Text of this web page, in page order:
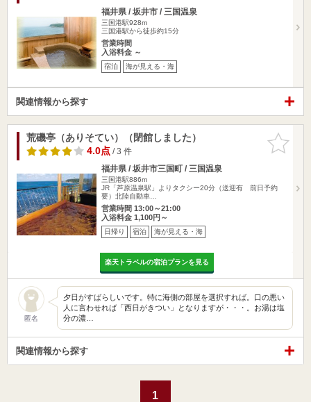
福井県 / 坂井市 / 三国温泉
三国港駅928m
三国港駅から徒歩約15分
営業時間
入浴料金 ～
宿泊 海が見える・海
関連情報から探す
お気に入
りに追加
荒磯亭（ありそてい）（閉館しました）
4.0点/ 3 件
福井県 / 坂井市三国町 / 三国温泉
三国港駅886m
JR「芦原温泉駅」よりタクシー20分（送迎有 前日予約
要）北陸自動車…
営業時間 13:00～21:00
入浴料金 1,100円～
日帰り 宿泊 海が見える・海
楽天トラベルの宿泊プランを見る
匿名
夕日がすばらしいです。特に海側の部屋を選択すれば。口の悪い
人に言わせれば「西日がきつい」となりますが・・・。お湯は塩
分の濃…
関連情報から探す
1